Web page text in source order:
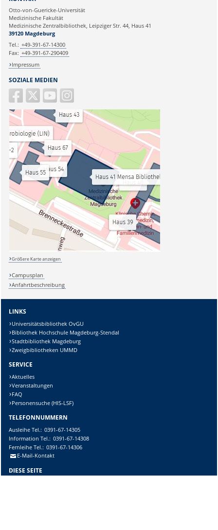
SOZIALE MEDIEN
Otto-von-Guericke-Universität
Medizinische Fakultät
Medizinische Zentralbibliothek, Leipziger Str. 44, Haus 41
39120 Magdeburg
Tel.: +49-391-67-14300
Fax: +49-391-67-290409
Impressum
Größere Karte anzeigen
Campusplan
Anfahrtbeschreibung
LINKS
Universitätsbibliothek OvGU
Bibliothek Hochschule Magdeburg-Stendal
Stadtbibliothek Magdeburg
Zweigbibliotheken UMMD
SERVICE
Aktuelles
Veranstaltungen
FAQ
Personensuche (HIS-LSF)
TELEFONNUMMERN
AusleiheTel.: 0391-67-14305
Information Tel.: 0391-67-14308
FernleiheTel.: 0391-67-14306
E-Mail-Kontakt
DIESE SEITE